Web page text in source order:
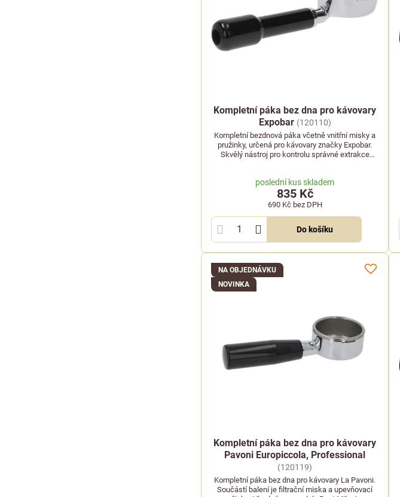
Kompletní páka bez dna pro kávovary
Expobar (120110)
Kompletní bezdnová páka včetně vnitřní misky a
pružinky, určená pro kávovary značky Expobar.
Skvělý nástroj pro kontrolu správné extrakce
poslední kus skladem
835 Kč
690 Kč bez DPH
Do košíku
NA OBJEDNÁVKU
NOVINKA
Kompletní páka bez dna pro kávovary
Pavoni Europiccola, Professional
(120119)
Kompletní páka bez dna pro kávovary La Pavoni.
Součástí balení je filtrační miska a upevňovací